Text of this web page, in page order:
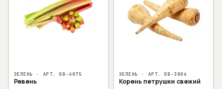
ЗЕЛЕНЬ · АРТ.DB-4075
Ревень
ЗЕЛЕНЬ · АРТ.DB-3806
Корень петрушки свежий